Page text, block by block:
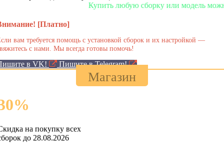
Купить любую сборку или модель можно у
[Платно]
вам требуется помощь с установкой сборок и их настройкой —
с нами. Мы всегда готовы помочь!
в VK! Пишите в Telegram!
Магазин
%
на покупку всех
до 28.08.2026